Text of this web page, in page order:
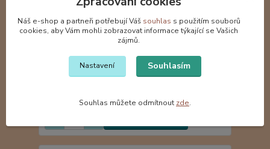
ks
Náš e-shop a partneři potřebují Váš souhlas s použitím souborů
cookies, aby Vám mohli zobrazovat informace týkající se Vašich
zájmů.
Nastavení Souhlasím
Souhlas můžete odmítnout zde.